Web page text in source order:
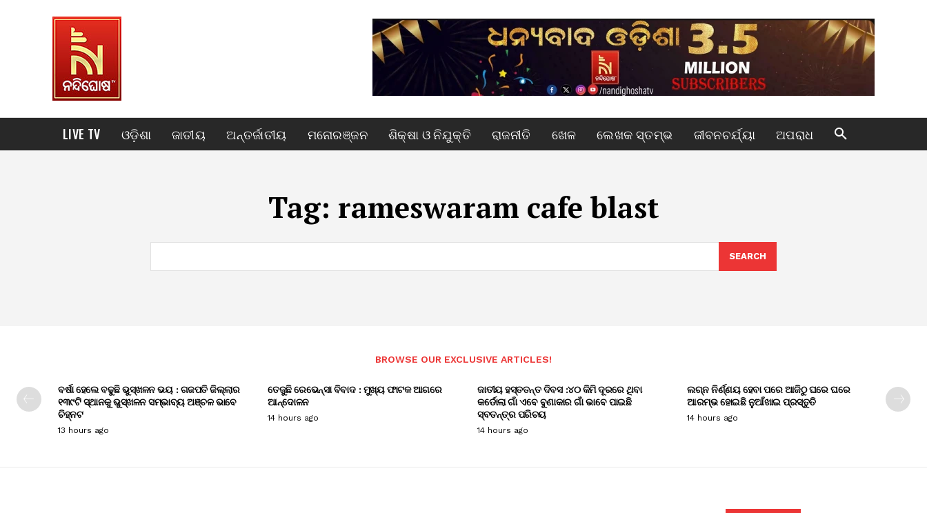
LIVE TV ଓଡ଼ିଶା ଜାତୀୟ ଅନ୍ତର୍ଜାତୀୟ ମନୋରଞ୍ଜନ ଶିକ୍ଷା ଓ ନିଯୁକ୍ତି ରାଜନୀତି ଖେଳ ଲେଖକ ସ୍ତମ୍ଭ ଜୀବନଚର୍ଯ୍ୟା ଅପରାଧ
Tag: rameswaram cafe blast
SEARCH
BROWSE OUR EXCLUSIVE ARTICLES!
ବର୍ଷା ହେଲେ ବଢୁଛି ଭୁସ୍ଖଳନ ଭୟ : ଗଜପତି ଜିଲ୍ଲାର
୧୩୯ଟି ସ୍ଥାନକୁ ଭୁସ୍ଖଳନ ସମ୍ଭାବ୍ୟ ଅଞ୍ଚଳ ଭାବେ
ଚିହ୍ନଟ
13 hours ago
ତେଜୁଛି ରେଭେନ୍ସା ବିବାଦ : ମୁଖ୍ୟ ଫାଟକ ଆଗରେ
ଆନ୍ଦୋଳନ
14 hours ago
ଜାତୀୟ ହସ୍ତତନ୍ତ ଦିବସ :୪୦ କିମି ଦୂରରେ ଥିବା
କର୍ଡୋଲା ଗାଁ ଏବେ ବୁଣାକାର ଗାଁ ଭାବେ ପାଇଛି
ସ୍ବତନ୍ତ୍ର ପରିଚୟ
14 hours ago
ଲଗ୍ନ ନିର୍ଣ୍ଣୟ ହେବା ପରେ ଆଜିଠୁ ଘରେ ଘରେ
ଆରମ୍ଭ ହୋଇଛି ନୁଆଁଖାଇ ପ୍ରସ୍ତୁତି
14 hours ago